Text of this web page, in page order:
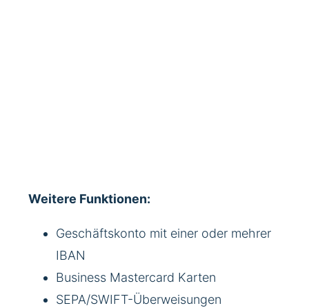
Weitere Funktionen:
Geschäftskonto mit einer oder mehrer
IBAN
Business Mastercard Karten
SEPA/SWIFT-Überweisungen